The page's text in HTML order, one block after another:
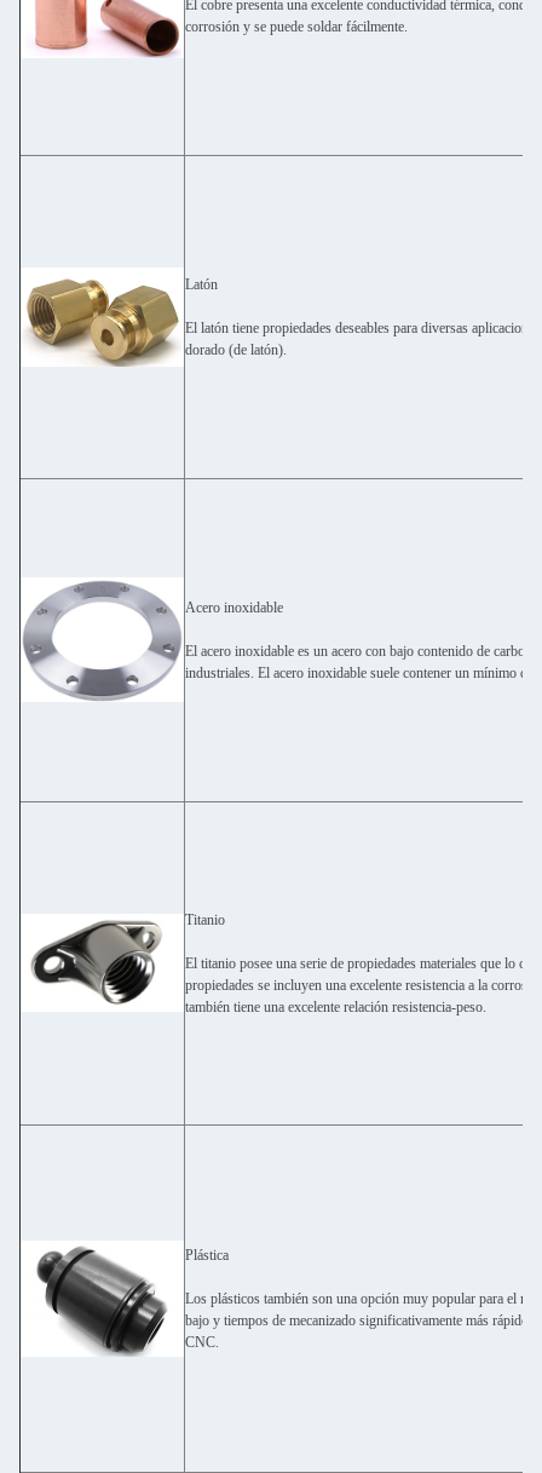
El cobre presenta una excelente conductividad térmica,
corrosión y se puede soldar fácilmente.
Latón
El latón tiene propiedades deseables para diversas
dorado (de latón).
Acero inoxidable
El acero inoxidable es un acero con bajo contenido de
industriales. El acero inoxidable suele contener un mínimo de
Titanio
El titanio posee una serie de propiedades materiales que lo
propiedades se incluyen una excelente resistencia a la
también tiene una excelente relación resistencia-peso.
Plástica
Los plásticos también son una opción muy popular para el
bajo y tiempos de mecanizado significativamente más
CNC.